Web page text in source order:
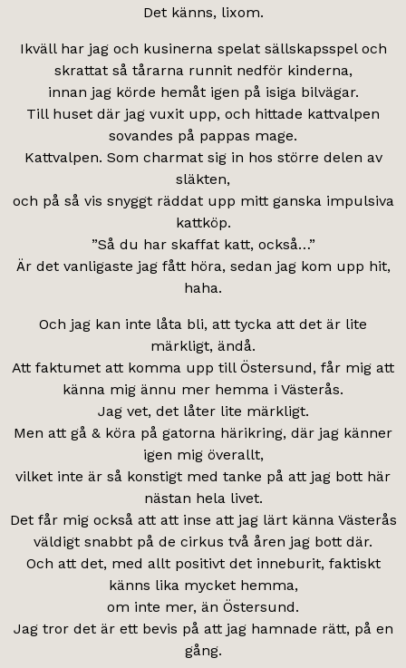
Det känns, lixom.
Ikväll har jag och kusinerna spelat sällskapsspel och
skrattat så tårarna runnit nedför kinderna,
innan jag körde hemåt igen på isiga bilvägar.
Till huset där jag vuxit upp, och hittade kattvalpen
sovandes på pappas mage.
Kattvalpen. Som charmat sig in hos större delen av
släkten,
och på så vis snyggt räddat upp mitt ganska impulsiva
kattköp.
”Så du har skaffat katt, också…”
Är det vanligaste jag fått höra, sedan jag kom upp hit,
haha.
Och jag kan inte låta bli, att tycka att det är lite
märkligt, ändå.
Att faktumet att komma upp till Östersund, får mig att
känna mig ännu mer hemma i Västerås.
Jag vet, det låter lite märkligt.
Men att gå & köra på gatorna härikring, där jag känner
igen mig överallt,
vilket inte är så konstigt med tanke på att jag bott här
nästan hela livet.
Det får mig också att att inse att jag lärt känna Västerås
väldigt snabbt på de cirkus två åren jag bott där.
Och att det, med allt positivt det inneburit, faktiskt
känns lika mycket hemma,
om inte mer, än Östersund.
Jag tror det är ett bevis på att jag hamnade rätt, på en
gång.